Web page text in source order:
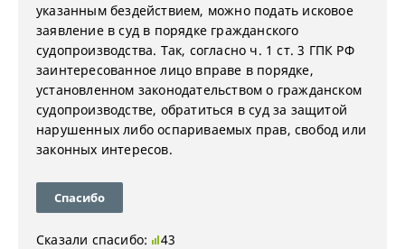
указанным бездействием, можно подать исковое
заявление в суд в порядке гражданского
судопроизводства. Так, согласно ч. 1 ст. 3 ГПК РФ
заинтересованное лицо вправе в порядке,
установленном законодательством о гражданском
судопроизводстве, обратиться в суд за защитой
нарушенных либо оспариваемых прав, свобод или
законных интересов.
Спасибо
Сказали спасибо: 43